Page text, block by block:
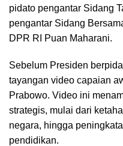
pidato pengantar Sidang
pengantar Sidang
DPR RI Puan Maharani.
Sebelum Presiden
tayangan video capaian
Prabowo. Video ini
strategis, mulai dari
negara, hingga
pendidikan.